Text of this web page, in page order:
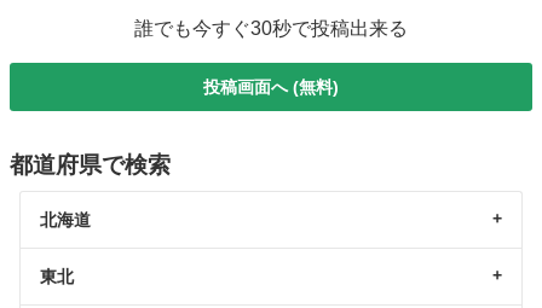
誰でも今すぐ30秒で投稿出来る
投稿画面へ (無料)
都道府県で検索
北海道
東北